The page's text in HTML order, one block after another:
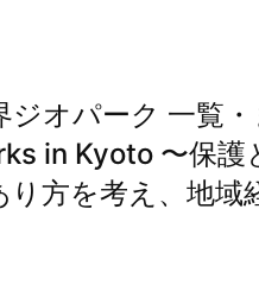
オパーク 一覧
in Kyoto 〜保護
方を考え、地域